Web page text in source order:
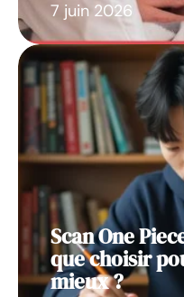
7 juin 2026
Scan One
que choisir
mieux ?